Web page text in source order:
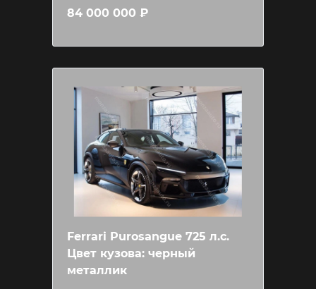
84 000 000 ₽
Ferrari Purosangue 725 л.c.
Цвет кузова: черный
металлик